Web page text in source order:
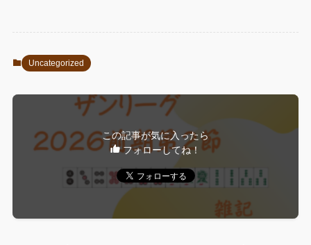
Uncategorized
この記事が気に入ったら
フォローしてね！